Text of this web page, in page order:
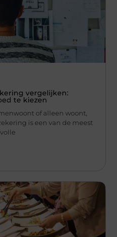
vergelijken:
te kiezen
of alleen woont,
is een van de meest